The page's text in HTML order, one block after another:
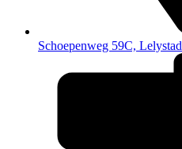
Schoepenweg 59C, Lelystad